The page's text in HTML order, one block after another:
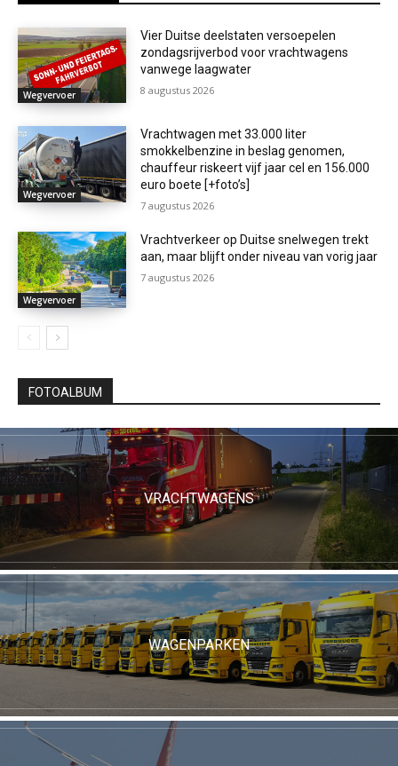
Wegvervoer
Vier Duitse deelstaten versoepelen
zondagsrijverbod voor vrachtwagens
vanwege laagwater
8 augustus 2026
Wegvervoer
Vrachtwagen met 33.000 liter
smokkelbenzine in beslag genomen,
chauffeur riskeert vijf jaar cel en 156.000
euro boete [+foto’s]
7 augustus 2026
Wegvervoer
Vrachtverkeer op Duitse snelwegen trekt
aan, maar blijft onder niveau van vorig jaar
7 augustus 2026
FOTOALBUM
VRACHTWAGENS
WAGENPARKEN